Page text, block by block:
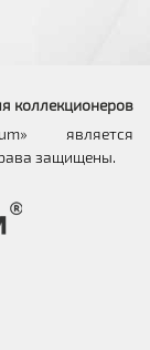
коллекционеров
является
защищены.